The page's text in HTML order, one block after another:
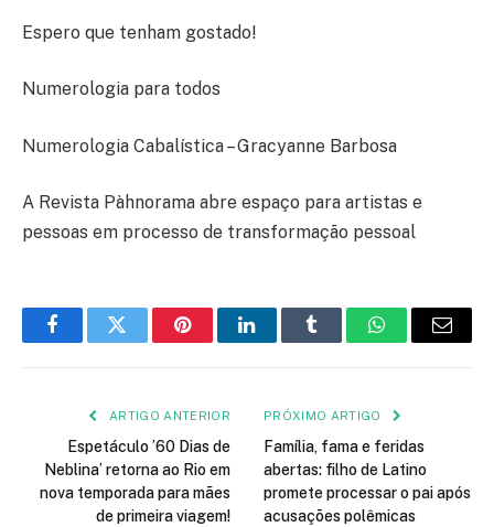
Espero que tenham gostado!
Numerologia para todos
Numerologia Cabalística – Gracyanne Barbosa
A Revista Pàhnorama abre espaço para artistas e
pessoas em processo de transformação pessoal
FacebookTwitter PinterestLinkedInTumblr WhatsApp
E-
ARTIGO ANTERIOR
Espetáculo ’60 Dias de
Neblina’ retorna ao Rio em
nova temporada para mães
de primeira viagem!
PRÓXIMO ARTIGO
Família, fama e feridas
abertas: filho de Latino
promete processar o pai após
acusações polêmicas